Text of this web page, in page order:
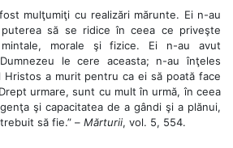
mulţumiţi cu realizări mărunte. Ei n-au
să se ridice în ceea ce priveşte
morale şi fizice. Ei n-au avut
le cere aceasta; n-au înţeles
Hristos a murit pentru ca ei să poată face
urmare, sunt cu mult în urmă, în ceea
şi capacitatea de a gândi şi a plănui,
să fie.” – Mărturii, vol. 5, 554.